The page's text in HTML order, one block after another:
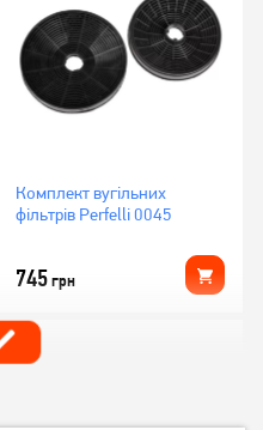
Комплект вугільних
фільтрів Perfelli 0045
745грн